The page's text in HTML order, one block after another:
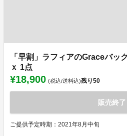
「早割」ラフィアのGraceバッ
ｘ 1点
¥18,900 (税込/送料込)残り50
販売終了
ご提供予定時期：2021年8月中旬